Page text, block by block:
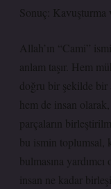
Sonuç: Kavuşturma
Allah’ın “Cami”
anlam taşır. Hem
doğru bir şekilde bir
hem de insan
parçaların
bu ismin toplumsal,
bulmasına
insan ne kadar